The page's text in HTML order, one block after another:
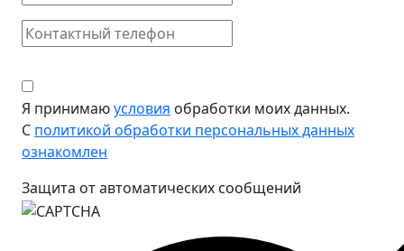
Я принимаюусловия обработки моих данных.
С политикой обработки персональных данных
ознакомлен
Защита от автоматических сообщений